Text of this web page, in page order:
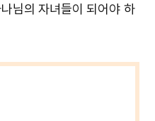
님의 자녀들이 되어야 하